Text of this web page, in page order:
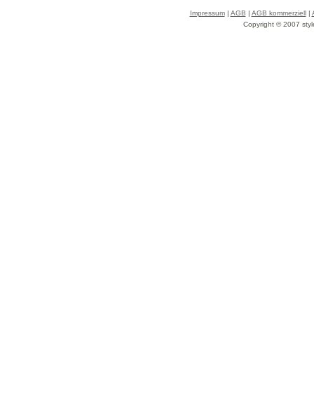
Impressum| AGB | AGB kommerziell|
Copyright © 2007